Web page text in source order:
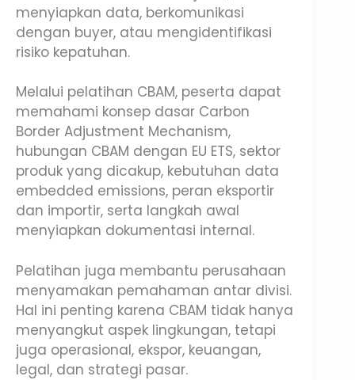
menyiapkan data, berkomunikasi
dengan buyer, atau mengidentifikasi
risiko kepatuhan.
Melalui pelatihan CBAM, peserta dapat
memahami konsep dasar Carbon
Border Adjustment Mechanism,
hubungan CBAM dengan EU ETS, sektor
produk yang dicakup, kebutuhan data
embedded emissions, peran eksportir
dan importir, serta langkah awal
menyiapkan dokumentasi internal.
Pelatihan juga membantu perusahaan
menyamakan pemahaman antar divisi.
Hal ini penting karena CBAM tidak hanya
menyangkut aspek lingkungan, tetapi
juga operasional, ekspor, keuangan,
legal, dan strategi pasar.